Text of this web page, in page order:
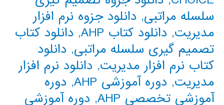
سلسله مراتبی, دانلود جزوه نرم افزار
مدیریت, دانلود کتاب AHP , دانلود کتاب
تصمیم گیری سلسله مراتبی, دانلود
کتاب نرم افزار مدیریت, دانلود نرم افزار
مدیریت, دوره آموزشی AHP , دوره
آموزشی تخصصی AHP
, دوره آموزشی